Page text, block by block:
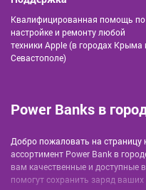
Квалифицированная помощь по
настройке и ремонту любой
техники Apple (в городах Крыма
Севастополе)
Power Banks в
Добро пожаловать на страницу
ассортимент Power Bank в
вам качественные и доступные
помогут сохранить заряд